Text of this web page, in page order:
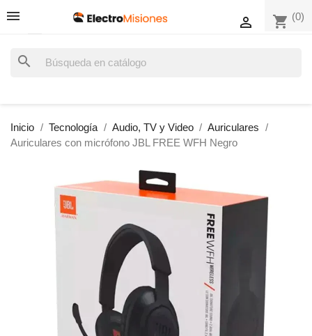
shopping_cart (0)

search
Inicio Tecnología Audio, TV y Video
Auriculares
Auriculares con micrófono JBL FREE WFH Negro